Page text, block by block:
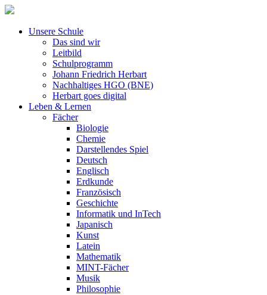
Unsere Schule
Das sind wir
Leitbild
Schulprogramm
Johann Friedrich Herbart
Nachhaltiges HGO (BNE)
Herbart goes digital
Leben & Lernen
Fächer
Biologie
Chemie
Darstellendes Spiel
Deutsch
Englisch
Erdkunde
Französisch
Geschichte
Informatik und InTech
Japanisch
Kunst
Latein
Mathematik
MINT-Fächer
Musik
Philosophie